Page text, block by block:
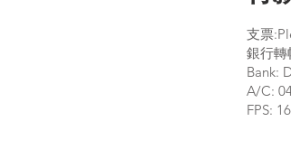
支票
銀行
Bank:
A/C:
FPS: